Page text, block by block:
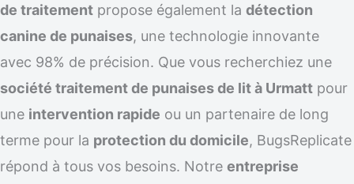
de traitement propose également la détection
canine de punaises, une technologie innovante
avec 98% de précision. Que vous recherchiez une
société traitement de punaises de lit à Urmatt pour
une intervention rapide ou un partenaire de long
terme pour la protection du domicile, BugsReplicate
répond à tous vos besoins. Notre entreprise